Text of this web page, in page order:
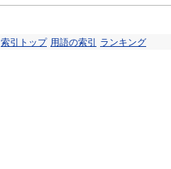
索引トップ 用語の索引 ランキング